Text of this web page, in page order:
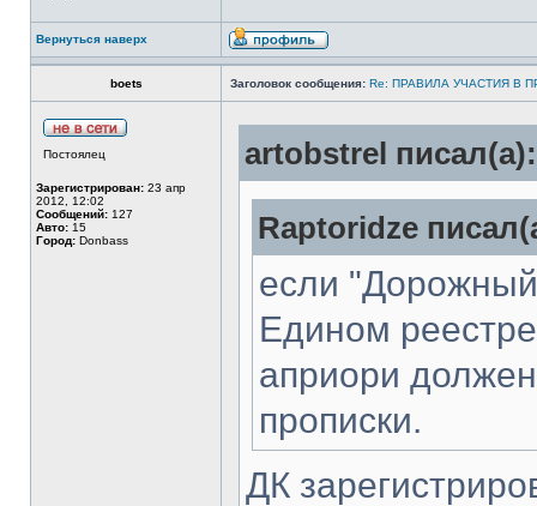
Вернуться наверх
boets Заголовок сообщения: Re: ПРАВИЛА УЧАСТИЯ В
Постоялец
Зарегистрирован: 23 апр
2012, 12:02
Сообщений: 127
Авто: 15
Город: Donbass
artobstrel писал(а):
Raptoridze
если "Дорожный
Едином реестре
априори
прописки.
ДК